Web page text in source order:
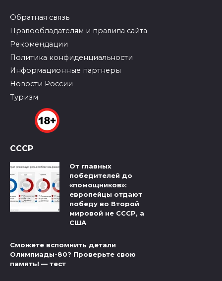
Обратная связь
Правообладателям и правила сайта
Рекомендации
Политика конфиденциальности
Информационные партнеры
Новости России
Туризм
СССР
От главных
победителей до
«помощников»:
европейцы отдают
победу во Второй
мировой не СССР, а
США
Сможете вспомнить детали
Олимпиады-80? Проверьте свою
память! — тест